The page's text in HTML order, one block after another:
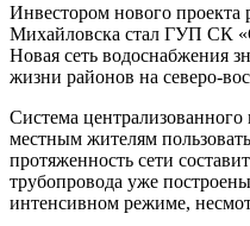
Инвестором нового проекта
Михайловска стал ГУП СК
Новая сеть водоснабжения
жизни районов на северо-
Система
местным жителям
протяженность сети
трубопровода уже
интенсивном режиме,